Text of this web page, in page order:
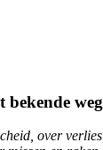
bekende weg
over